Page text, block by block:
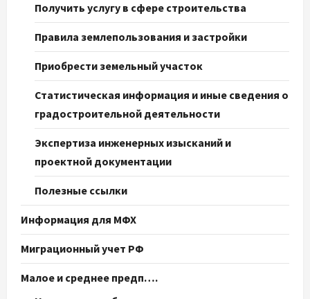
Получить услугу в сфере строительства
Правила землепользования и застройки
Приобрести земельный участок
Статистическая информация и иные сведения о
градостроительной деятельности
Экспертиза инженерных изысканий и
проектной документации
Полезные ссылки
Информация для МФХ
Миграционный учет РФ
Малое и среднее предп….